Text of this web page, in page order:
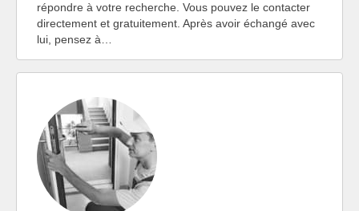
répondre à votre recherche. Vous pouvez le contacter
directement et gratuitement. Après avoir échangé avec
lui, pensez à…